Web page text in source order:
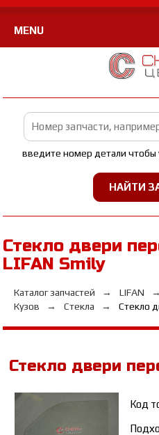
MENU
введите номер детали чтобы
Стекло двери
LIFAN Smily
Каталог запчастей LIFAN
Кузов
Стекла Стекло
Стекло двери
Код